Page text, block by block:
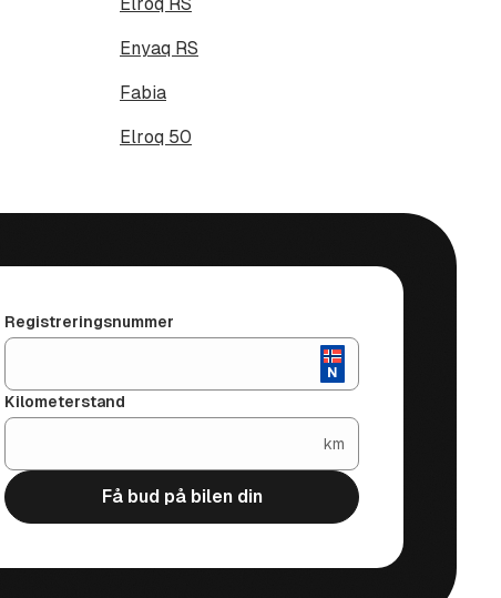
Enyaq RS
Fabia
Elroq 50
Registreringsnummer
Kilometerstand
km
Få bud på bilen din